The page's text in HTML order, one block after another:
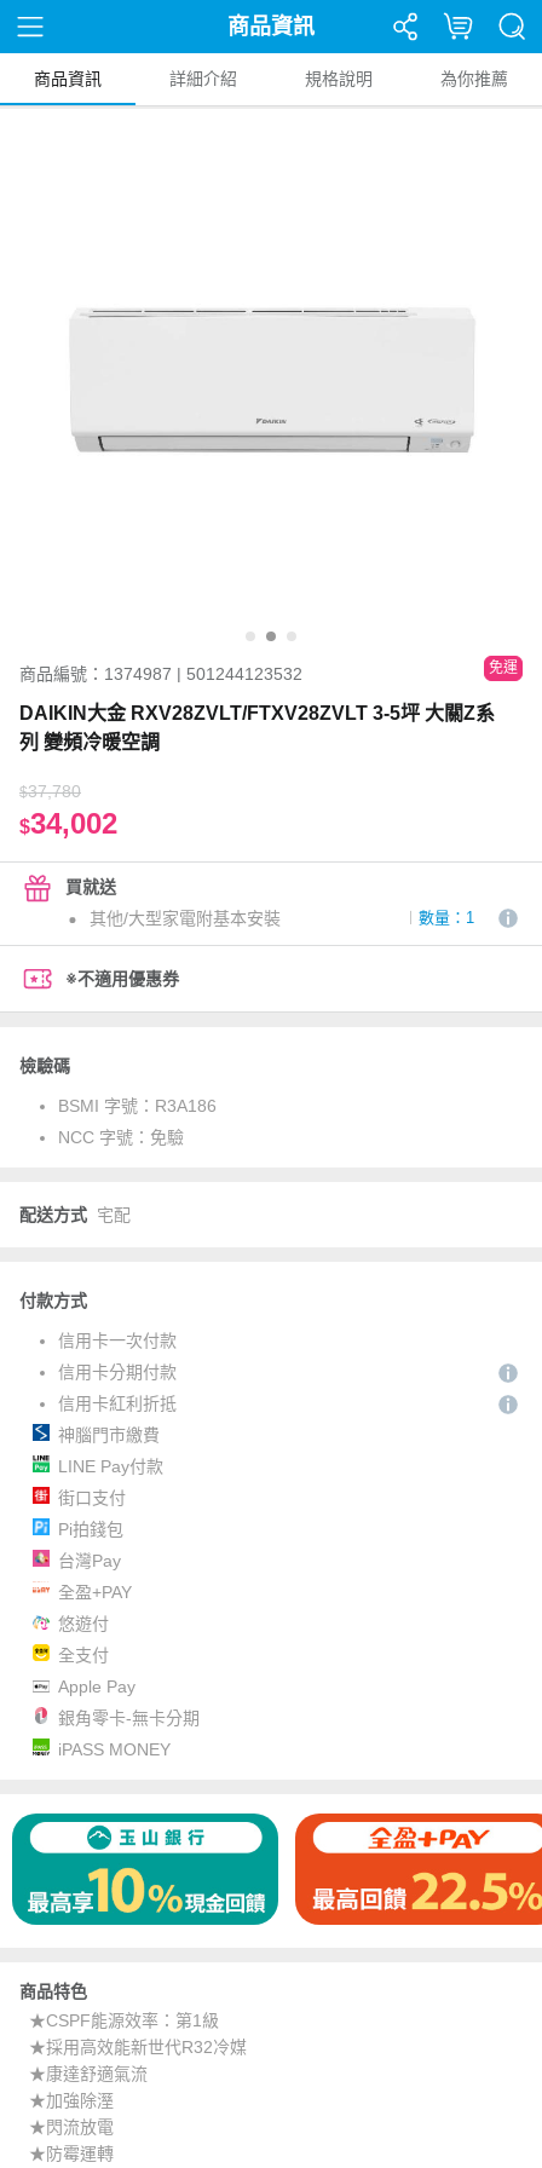
商品資訊
商品資訊 詳細介紹 規格說明 為你推薦
商品編號：1374987 | 501244123532 免運
DAIKIN大金 RXV28ZVLT/FTXV28ZVLT 3-5坪 大關Z系
列 變頻冷暖空調
$37,780
$34,002
買就送
其他/大型家電附基本安裝
數量：1
※不適用優惠券
檢驗碼
BSMI 字號： R3A186
NCC 字號： 免驗
配送方式 宅配
付款方式
信用卡一次付款
信用卡分期付款
信用卡紅利折抵
神腦門市繳費
LINE Pay付款
街口支付
Pi拍錢包
台灣Pay
全盈+PAY
悠遊付
全支付
Apple Pay
銀角零卡-無卡分期
iPASS MONEY
商品特色
★CSPF能源效率：第1級
★採用高效能新世代R32冷媒
★康達舒適氣流
★加強除溼
★閃流放電
★防霉運轉